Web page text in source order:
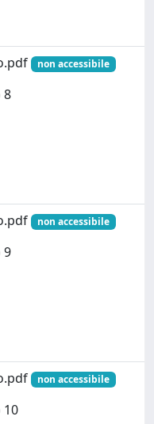
non accessibile
8
non accessibile
9
non accessibile
10